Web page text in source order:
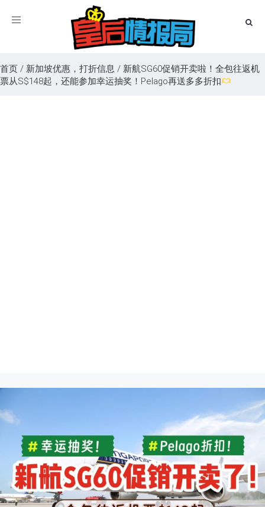
Toggle
首页 / 新加坡优惠，打折信息 / 新航SG60促销开卖啦！全包往返机
票从S$148起，还能参加幸运抽奖！Pelago再送多多折扣